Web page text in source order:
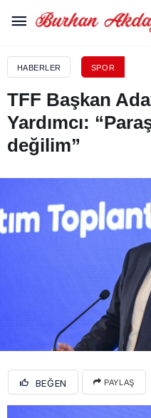
HABERLER SPOR
TFF Başkan
Yardımcı:
değilim”
BEĞEN PAYLAŞ